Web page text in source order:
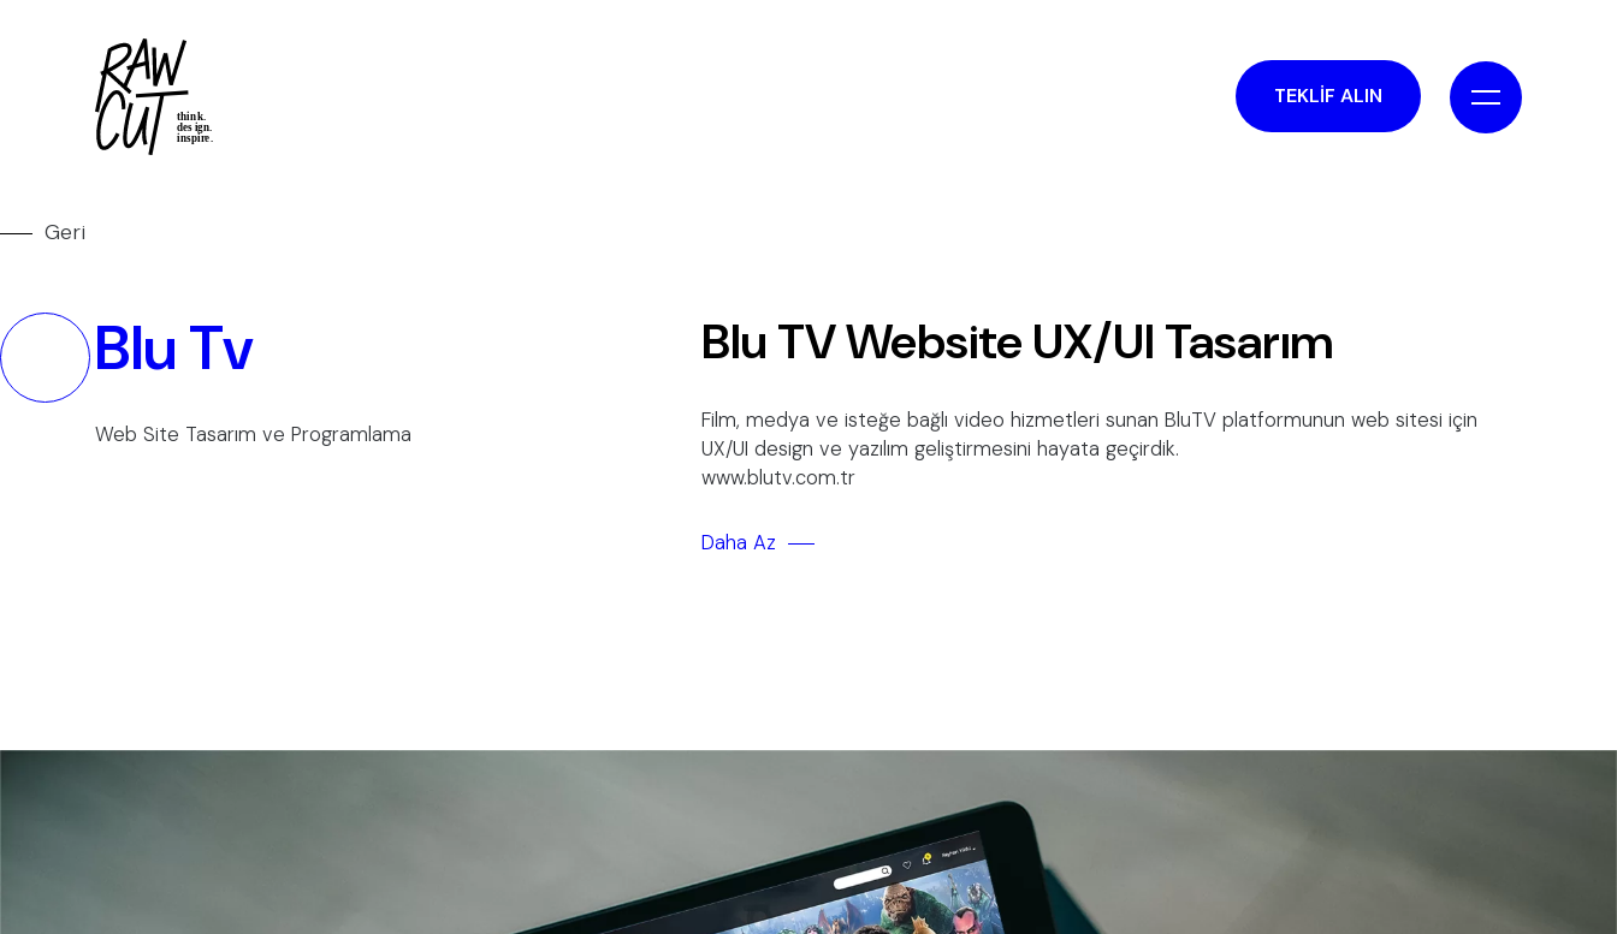
TEKLİF ALIN
Geri
Blu Tv
Web Site Tasarım ve Programlama
Blu TV Website UX/UI Tasarım
Film, medya ve isteğe bağlı video hizmetleri sunan BluTV platformunun web sitesi için
UX/UI design ve yazılım geliştirmesini hayata geçirdik.
www.blutv.com.tr
Daha Az